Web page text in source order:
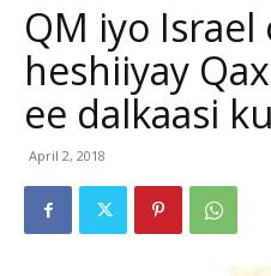
QM iyo Israel
heshiiyay
ee dalkaasi
April 2, 2018